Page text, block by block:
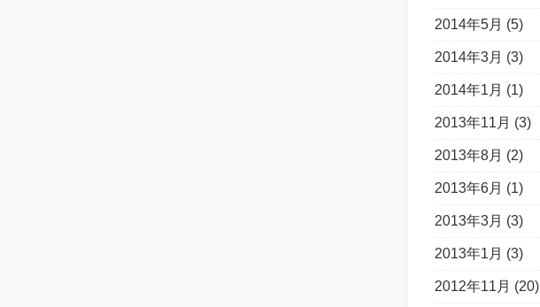
2014年5月 (5)
2014年3月 (3)
2014年1月 (1)
2013年11月 (3)
2013年8月 (2)
2013年6月 (1)
2013年3月 (3)
2013年1月 (3)
2012年11月 (20)